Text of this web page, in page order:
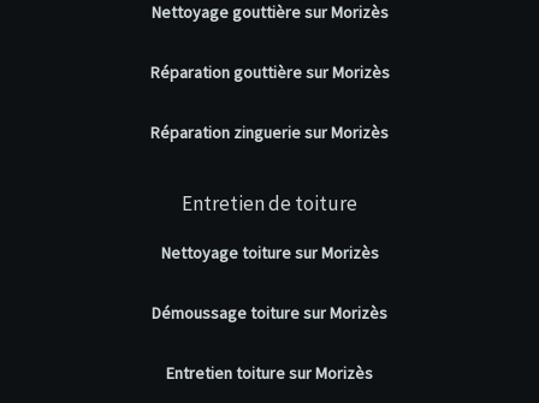
Nettoyage gouttière sur Morizès
Réparation gouttière sur Morizès
Réparation zinguerie sur Morizès
Entretien de toiture
Nettoyage toiture sur Morizès
Démoussage toiture sur Morizès
Entretien toiture sur Morizès